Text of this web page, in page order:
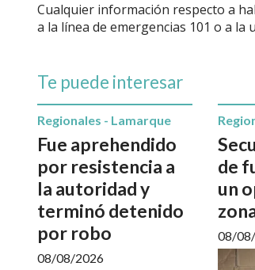
Cualquier información respecto a
a la línea de emergencias 101 o a la
Te puede interesar
Fue aprehendido
por resistencia a
la autoridad y
terminó detenido
por robo
Regionales - Lamarque
08/08/2026
de
un
08/